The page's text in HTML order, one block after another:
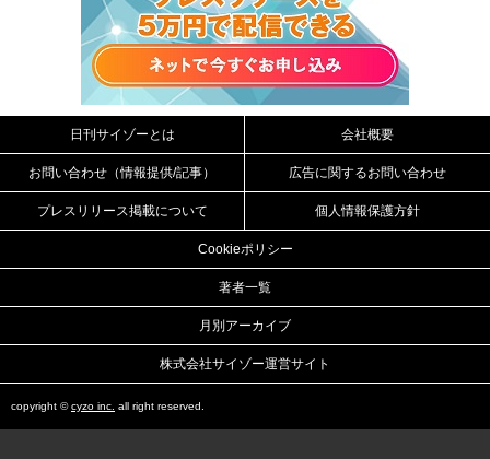
日刊サイゾーとは 会社概要
お問い合わせ（情報提供/記事） 広告に関するお問い合わせ
プレスリリース掲載について 個人情報保護方針
Cookieポリシー
著者一覧
月別アーカイブ
株式会社サイゾー運営サイト
copyright ©cyzo inc. all right reserved.